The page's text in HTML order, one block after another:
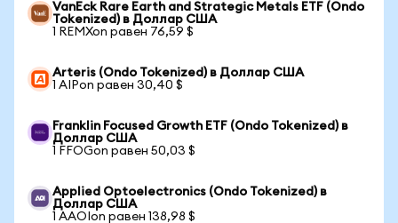
VanEck Rare Earth and Strategic Metals ETF (Ondo
Tokenized) в Доллар США
1 REMXon равен 76,59 $
Arteris (Ondo Tokenized) в Доллар США
1 AIPon равен 30,40 $
Franklin Focused Growth ETF (Ondo Tokenized) в
Доллар США
1 FFOGon равен 50,03 $
Applied Optoelectronics (Ondo Tokenized) в
Доллар США
1 AAOIon равен 138,98 $